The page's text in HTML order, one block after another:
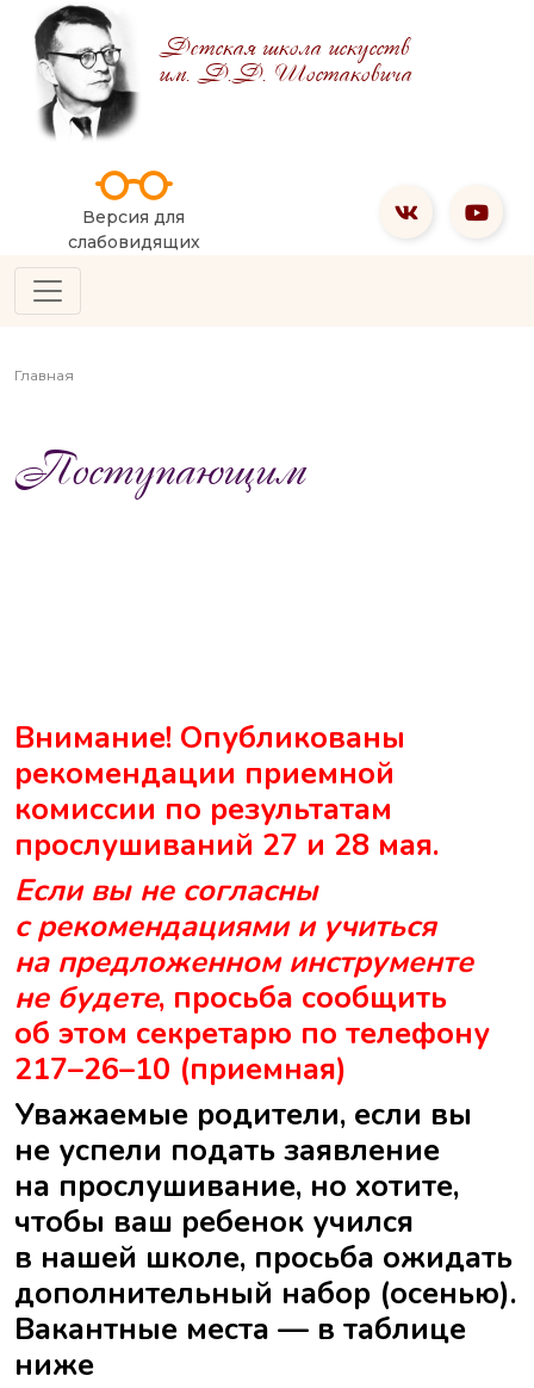
Детская школа искусств
им. Д.Д. Шостаковича
Версия для
слабовидящих
Главная
Поступающим
Внимание! Опубликованы
рекомендации приемной
комиссии по результатам
прослушиваний 27 и 28 мая.
Если вы не согласны
с рекомендациями и учиться
на предложенном инструменте
не будете, просьба сообщить
об этом секретарю по телефону
217–26–10 (приемная)
Уважаемые родители, если вы
не успели подать заявление
на прослушивание, но хотите,
чтобы ваш ребенок учился
в нашей школе, просьба ожидать
дополнительный набор (осенью).
Вакантные места — в таблице
ниже